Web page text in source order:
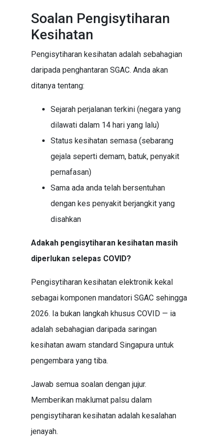
Soalan Pengisytiharan
Kesihatan
Pengisytiharan kesihatan adalah sebahagian
daripada penghantaran SGAC. Anda akan
ditanya tentang:
Sejarah perjalanan terkini (negara yang
dilawati dalam 14 hari yang lalu)
Status kesihatan semasa (sebarang
gejala seperti demam, batuk, penyakit
pernafasan)
Sama ada anda telah bersentuhan
dengan kes penyakit berjangkit yang
disahkan
Adakah pengisytiharan kesihatan masih
diperlukan selepas COVID?
Pengisytiharan kesihatan elektronik kekal
sebagai komponen mandatori SGAC sehingga
2026. Ia bukan langkah khusus COVID — ia
adalah sebahagian daripada saringan
kesihatan awam standard Singapura untuk
pengembara yang tiba.
Jawab semua soalan dengan jujur.
Memberikan maklumat palsu dalam
pengisytiharan kesihatan adalah kesalahan
jenayah.